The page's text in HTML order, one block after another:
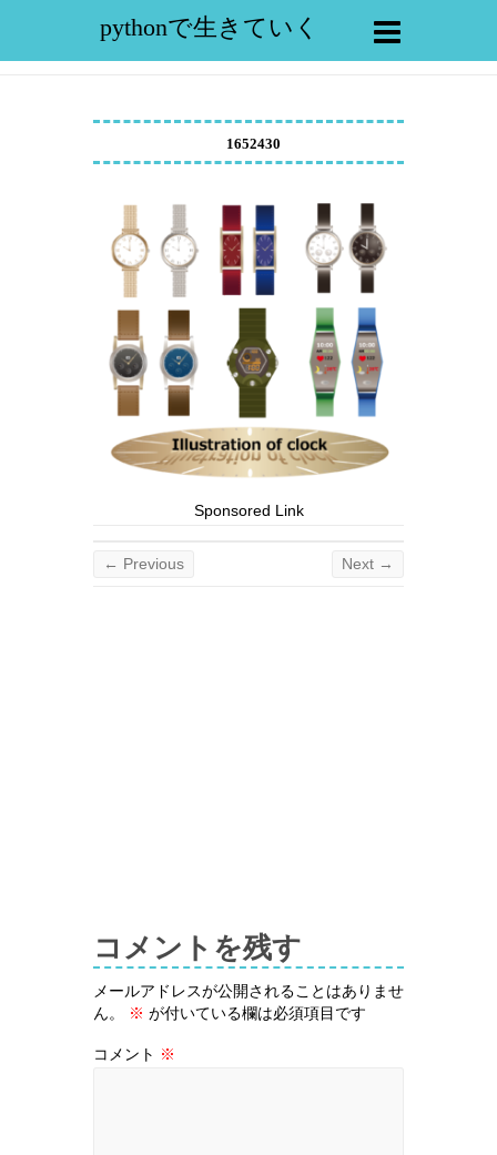
pythonで生きていく
1652430
Sponsored Link
← Previous Next →
コメントを残す
メールアドレスが公開されることはありませ
ん。
※ が付いている欄は必須項目です
コメント ※